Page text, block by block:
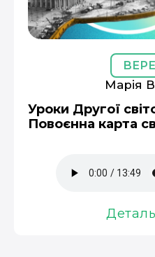
Марія
Уроки Другої
Повоєнна карта